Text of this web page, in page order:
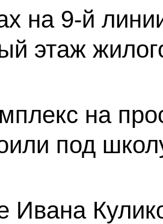
на 9-й
этаж
на
под
Ивана